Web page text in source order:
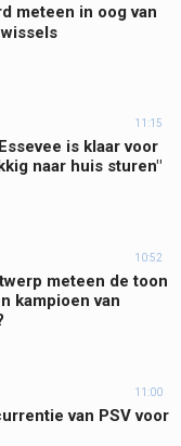
meteen in oog van
11:15
is klaar voor
naar huis sturen"
10:52
meteen de toon
kampioen van
11:00
van PSV voor